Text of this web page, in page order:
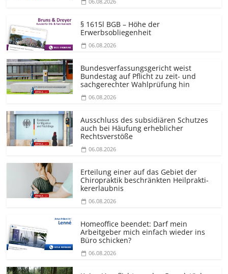
§ 1615l BGB – Höhe der
Erwerbsobliegenheit
06.08.2026
Bundesver­fassungsgericht weist
Bundestag auf Pflicht zu zeit- und
sachgerechter Wahlprüfung hin
06.08.2026
Ausschluss des subsidiären Schutzes
auch bei Häufung erheblicher
Rechtsverstöße
06.08.2026
Erteilung einer auf das Gebiet der
Chiropraktik beschränkten Heilprakti­
kererlaubnis
06.08.2026
Homeoffice beendet: Darf mein
Arbeitgeber mich einfach wieder ins
Büro schicken?
06.08.2026